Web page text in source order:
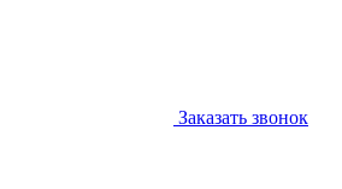
Заказать звонок